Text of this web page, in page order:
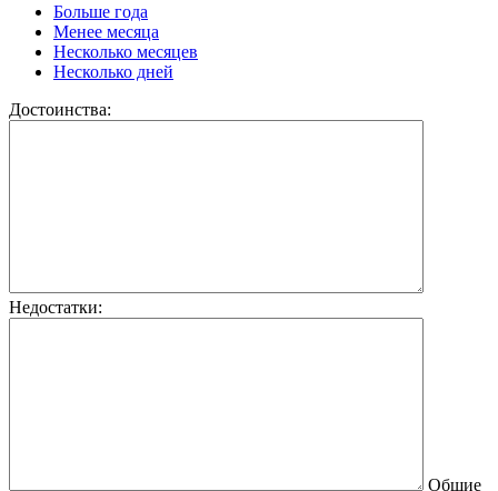
Больше года
Менее месяца
Несколько месяцев
Несколько дней
Достоинства:
Недостатки:
Общие